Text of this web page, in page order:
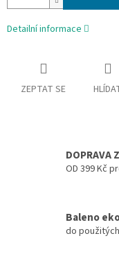
Detailní informace
ZEPTAT SE
DOPRAVA
OD 399 Kč
Baleno
do